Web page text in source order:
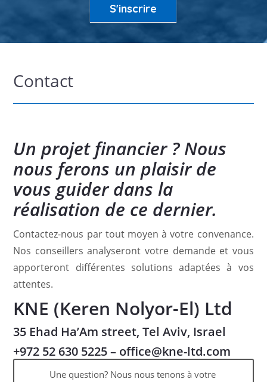
S'inscrire
Contact
Un projet financier ? Nous
nous ferons un plaisir de
vous guider dans la
réalisation de ce dernier.
Contactez-nous par tout moyen à votre convenance.
Nos conseillers analyseront votre demande et vous
apporteront différentes solutions adaptées à vos
attentes.
KNE (Keren Nolyor-El) Ltd
35 Ehad Ha’Am street, Tel Aviv, Israel
+972 52 630 5225– office@kne-ltd.com
Une question? Nous nous tenons à votre